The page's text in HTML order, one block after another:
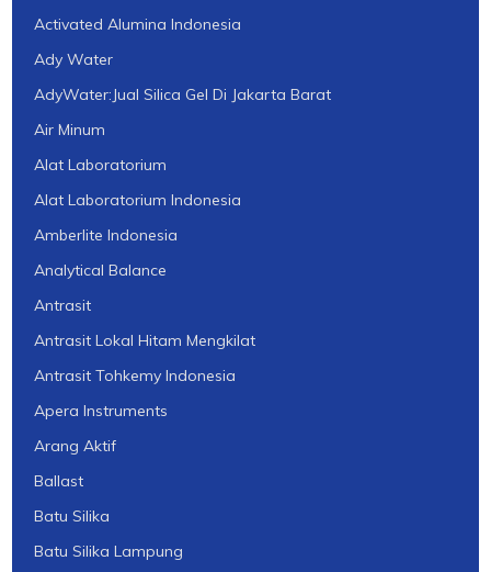
Activated Alumina Indonesia
Ady Water
AdyWater:Jual Silica Gel Di Jakarta Barat
Air Minum
Alat Laboratorium
Alat Laboratorium Indonesia
Amberlite Indonesia
Analytical Balance
Antrasit
Antrasit Lokal Hitam Mengkilat
Antrasit Tohkemy Indonesia
Apera Instruments
Arang Aktif
Ballast
Batu Silika
Batu Silika Lampung